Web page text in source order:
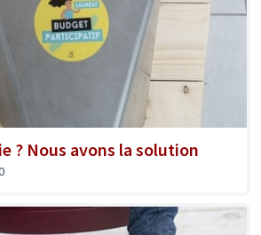
? Nous avons la solution